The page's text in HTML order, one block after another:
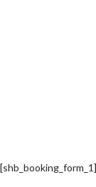
[shb_booking_form_1]